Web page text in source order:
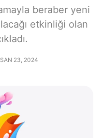
beraber yeni
etkinliği olan
23, 2024